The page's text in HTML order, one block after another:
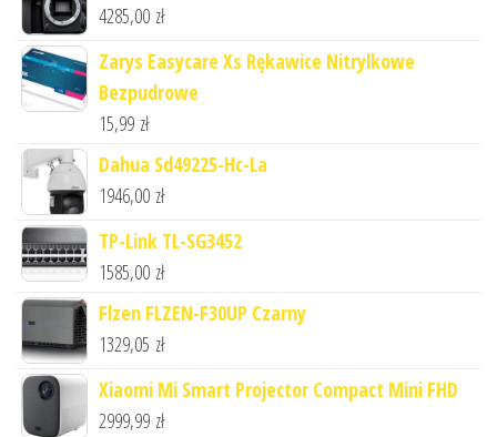
4285,00 zł
Zarys Easycare Xs Rękawice Nitrylkowe
Bezpudrowe
15,99 zł
Dahua Sd49225-Hc-La
1946,00 zł
TP-Link TL-SG3452
1585,00 zł
Flzen FLZEN-F30UP Czarny
1329,05 zł
Xiaomi Mi Smart Projector Compact Mini FHD
2999,99 zł